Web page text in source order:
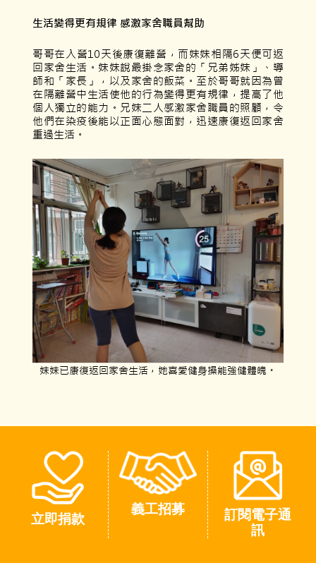
生活變得更有規律 感激家舍職員幫助
哥哥在入營10天後康復離營，而妹妹相隔6天便可返
回家舍生活。妹妹說最掛念家舍的「兄弟姊妹」、導
師和「家長」，以及家舍的飯菜。至於哥哥就因為曾
在隔離營中生活使他的行為變得更有規律，提高了他
個人獨立的能力。兄妹二人感激家舍職員的照顧，令
他們在染疫後能以正面心態面對，迅速康復返回家舍
重過生活。
妹妹已康復返回家舍生活，她喜愛健身操能強健體魄。
立即捐款
義工招募
訂閱電子通
訊